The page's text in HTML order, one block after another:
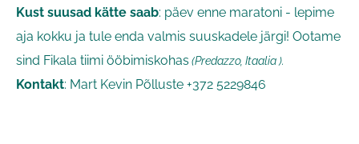
Kust suusad kätte saab: päev enne maratoni - lepime
aja kokku ja tule enda valmis suuskadele järgi! Ootame
sind Fikala tiimi ööbimiskohas (Predazzo, Itaalia ).
Kontakt: Mart Kevin Põlluste +372 5229846